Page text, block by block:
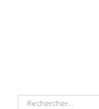
Rechercher: